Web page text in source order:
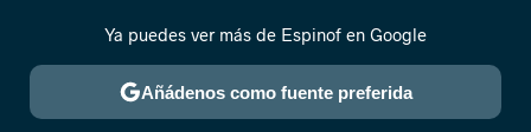
ESTRENOS REALITY ANIME RANKINGS CINE
Ya puedes ver más de Espinof en Google
Añádenos como fuente preferida